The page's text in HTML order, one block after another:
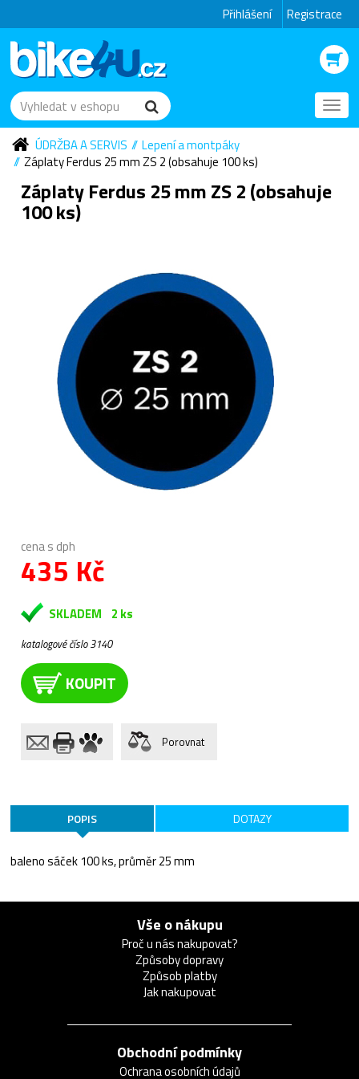
Přihlášení Registrace
ÚDRŽBA A SERVIS
Lepení a montpáky
Záplaty Ferdus 25 mm ZS 2 (obsahuje 100 ks)
Záplaty Ferdus 25 mm ZS 2 (obsahuje
100 ks)
cena s dph
435 Kč
SKLADEM 2 ks
katalogové číslo 3140
KOUPIT
Porovnat
POPIS DOTAZY
baleno sáček 100 ks, průměr 25 mm
Vše o nákupu
Proč u nás nakupovat?
Způsoby dopravy
Způsob platby
Jak nakupovat
Obchodní podmínky
Ochrana osobních údajů